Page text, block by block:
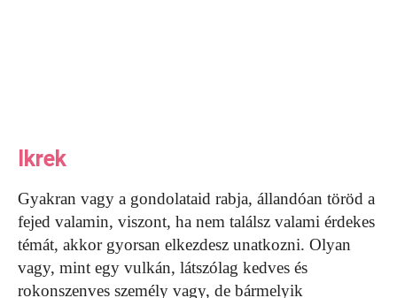
Ikrek
Gyakran vagy a gondolataid rabja, állandóan töröd a
fejed valamin, viszont, ha nem találsz valami érdekes
témát, akkor gyorsan elkezdesz unatkozni. Olyan
vagy, mint egy vulkán, látszólag kedves és
rokonszenves személy vagy, de bármelyik